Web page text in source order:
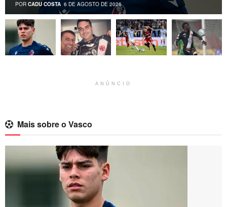
POR CADU COSTA 6 DE AGOSTO DE 2026
ANÚNCIO
Mais sobre o Vasco